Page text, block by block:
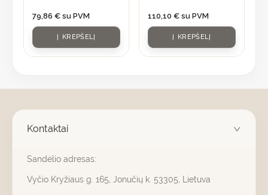
79,86 € su PVM
Į KREPŠELĮ
110,10 € su PVM
Į KREPŠELĮ
Kontaktai
Sandėlio adresas:
Vyčio Kryžiaus g. 165, Jonučių k. 53305, Lietuva